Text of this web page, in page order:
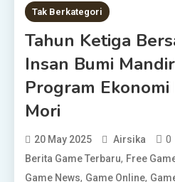
Tak Berkategori
Tahun Ketiga
Insan Bumi
Program
Mori
20 May 2025 Airsika 0
Berita Game Terbaru, Free
Game News, Game Online,